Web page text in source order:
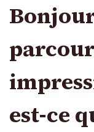
est-ce